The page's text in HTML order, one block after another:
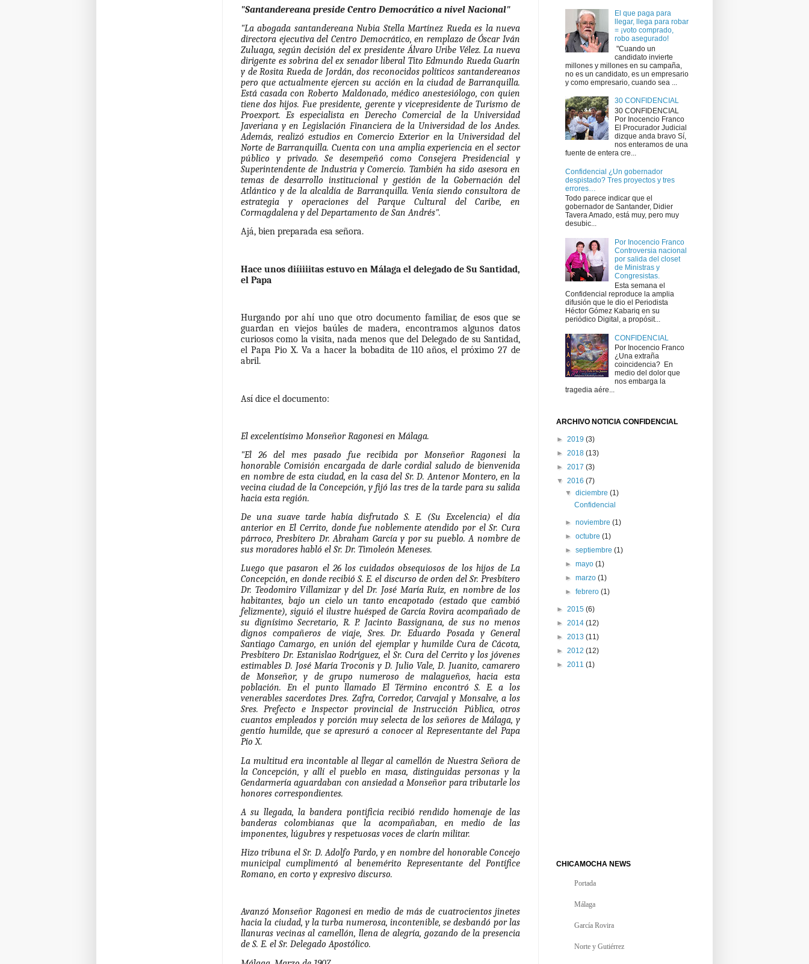
"Santandereana preside Centro Democrático a nivel Nacional"
"La abogada santandereana Nubia Stella Martínez Rueda es la nueva
directora ejecutiva del Centro Democrático, en remplazo de Óscar Iván
Zuluaga, según decisión del ex presidente Álvaro Uribe Vélez. La nueva
dirigente es sobrina del ex senador liberal Tito Edmundo Rueda Guarín
y de Rosita Rueda de Jordán, dos reconocidos políticos santandereanos
pero que actualmente ejercen su acción en la ciudad de Barranquilla.
Está casada con Roberto Maldonado, médico anestesiólogo, con quien
tiene dos hijos. Fue presidente, gerente y vicepresidente de Turismo de
Proexport. Es especialista en Derecho Comercial de la Universidad
Javeriana y en Legislación Financiera de la Universidad de los Andes.
Además, realizó estudios en Comercio Exterior en la Universidad del
Norte de Barranquilla. Cuenta con una amplia experiencia en el sector
público y privado. Se desempeñó como Consejera Presidencial y
Superintendente de Industria y Comercio. También ha sido asesora en
temas de desarrollo institucional y gestión de la Gobernación del
Atlántico y de la alcaldía de Barranquilla. Venía siendo consultora de
estrategia y operaciones del Parque Cultural del Caribe, en
Cormagdalena y del Departamento de San Andrés".
Ajá, bien preparada esa señora.
Hace unos diíiiiitas estuvo en Málaga el delegado de Su Santidad,
el Papa
Hurgando por ahí uno que otro documento familiar, de esos que se
guardan en viejos baúles de madera, encontramos algunos datos
curiosos como la visita, nada menos que del Delegado de su Santidad,
el Papa Pio X. Va a hacer la bobadita de 110 años, el próximo 27 de
abril.
Así dice el documento:
El excelentísimo Monseñor Ragonesi en Málaga.
"El 26 del mes pasado fue recibida por Monseñor Ragonesi la
honorable Comisión encargada de darle cordial saludo de bienvenida
en nombre de esta ciudad, en la casa del Sr. D. Antenor Montero, en la
vecina ciudad de la Concepción, y fijó las tres de la tarde para su salida
hacia esta región.
De una suave tarde había disfrutado S. E. (Su Excelencia) el día
anterior en El Cerrito, donde fue noblemente atendido por el Sr. Cura
párroco, Presbítero Dr. Abraham García y por su pueblo. A nombre de
sus moradores habló el Sr. Dr. Timoleón Meneses.
Luego que pasaron el 26 los cuidados obsequiosos de los hijos de La
Concepción, en donde recibió S. E. el discurso de orden del Sr. Presbítero
Dr. Teodomiro Villamizar y del Dr. José María Ruíz, en nombre de los
habitantes, bajo un cielo un tanto encapotado (estado que cambió
felizmente), siguió el ilustre huésped de García Rovira acompañado de
su dignísimo Secretario, R. P. Jacinto Bassignana, de sus no menos
dignos compañeros de viaje, Sres. Dr. Eduardo Posada y General
Santiago Camargo, en unión del ejemplar y humilde Cura de Cácota,
Presbítero Dr. Estanislao Rodríguez, el Sr. Cura del Cerrito y los jóvenes
estimables D. José María Troconis y D. Julio Vale, D. Juanito, camarero
de Monseñor, y de grupo numeroso de malagueños, hacia esta
población. En el punto llamado El Término encontró S. E. a los
venerables sacerdotes Dres. Zafra, Corredor, Carvajal y Monsalve, a los
Sres. Prefecto e Inspector provincial de Instrucción Pública, otros
cuantos empleados y porción muy selecta de los señores de Málaga, y
gentío humilde, que se apresuró a conocer al Representante del Papa
Pío X.
La multitud era incontable al llegar al camellón de Nuestra Señora de
la Concepción, y allí el pueblo en masa, distinguidas personas y la
Gendarmería aguardaban con ansiedad a Monseñor para tributarle los
honores correspondientes.
A su llegada, la bandera pontificia recibió rendido homenaje de las
banderas colombianas que la acompañaban, en medio de las
imponentes, lúgubres y respetuosas voces de clarín militar.
Hizo tribuna el Sr. D. Adolfo Pardo, y en nombre del honorable Concejo
municipal cumplimentó al benemérito Representante del Pontífice
Romano, en corto y expresivo discurso.
Avanzó Monseñor Ragonesi en medio de más de cuatrocientos jinetes
hacia la ciudad, y la turba numerosa, incontenible, se desbandó por las
llanuras vecinas al camellón, llena de alegría, gozando de la presencia
de S. E. el Sr. Delegado Apostólico.
El que paga para
llegar, llega para robar
= ¡voto comprado,
robo asegurado!
​ "Cuando un
candidato invierte
millones y millones en su campaña,
no es un candidato, es un empresario
y como empresario, cuando sea ...
30 CONFIDENCIAL
30 CONFIDENCIAL
Por Inocencio Franco
El Procurador Judicial
dizque anda bravo Sí,
nos enteramos de una
fuente de entera cre...
Confidencial ¿Un gobernador
despistado? Tres proyectos y tres
errores…
Todo parece indicar que el
gobernador de Santander, Didier
Tavera Amado, está muy, pero muy
desubic...
Por Inocencio Franco
Controversia nacional
por salida del closet
de Ministras y
Congresistas.
Esta semana el
Confidencial reproduce la amplia
difusión que le dio el Periodista
Héctor Gómez Kabariq en su
periódico Digital, a propósit...
CONFIDENCIAL
Por Inocencio Franco
¿Una extraña
coincidencia? ​ En
medio del dolor que
nos embarga la
tragedia aére...
ARCHIVO NOTICIA CONFIDENCIAL
► 2019 (3)
► 2018 (13)
► 2017 (3)
▼ 2016 (7)
▼diciembre(1)
Confidencial
►noviembre(1)
►octubre(1)
►septiembre(1)
►mayo(1)
►marzo(1)
►febrero(1)
► 2015 (6)
► 2014 (12)
► 2013 (11)
► 2012 (12)
► 2011 (1)
CHICAMOCHA NEWS
Portada
Málaga
García Rovira
Norte y Gutiérrez